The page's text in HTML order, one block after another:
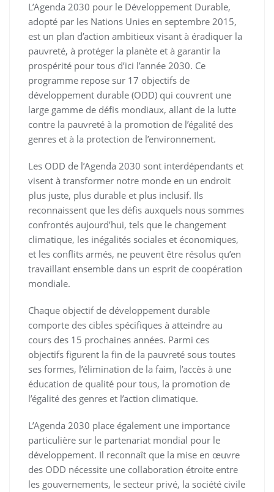
L’Agenda 2030 pour le Développement Durable,
adopté par les Nations Unies en septembre 2015,
est un plan d’action ambitieux visant à éradiquer la
pauvreté, à protéger la planète et à garantir la
prospérité pour tous d’ici l’année 2030. Ce
programme repose sur 17 objectifs de
développement durable (ODD) qui couvrent une
large gamme de défis mondiaux, allant de la lutte
contre la pauvreté à la promotion de l’égalité des
genres et à la protection de l’environnement.
Les ODD de l’Agenda 2030 sont interdépendants et
visent à transformer notre monde en un endroit
plus juste, plus durable et plus inclusif. Ils
reconnaissent que les défis auxquels nous sommes
confrontés aujourd’hui, tels que le changement
climatique, les inégalités sociales et économiques,
et les conflits armés, ne peuvent être résolus qu’en
travaillant ensemble dans un esprit de coopération
mondiale.
Chaque objectif de développement durable
comporte des cibles spécifiques à atteindre au
cours des 15 prochaines années. Parmi ces
objectifs figurent la fin de la pauvreté sous toutes
ses formes, l’élimination de la faim, l’accès à une
éducation de qualité pour tous, la promotion de
l’égalité des genres et l’action climatique.
L’Agenda 2030 place également une importance
particulière sur le partenariat mondial pour le
développement. Il reconnaît que la mise en œuvre
des ODD nécessite une collaboration étroite entre
les gouvernements, le secteur privé, la société civile